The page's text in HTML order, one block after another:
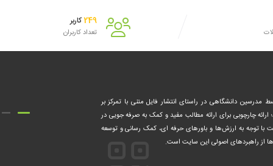
249 کاربر
تعداد کاربران
فعالیت خود را توسط مدرسین دانشگاهی در راستای انتشار فایل متنی با تمرکز بر
ارائه چارچوبی برای ارائه مطالب مفید و کمک‌ به صرفه جویی در
با توجه به ارزش‌ها و باورهای حرفه ای، کمک‌ رسانی و توسعه
ها از راهبردهای اصولی این سایت است.